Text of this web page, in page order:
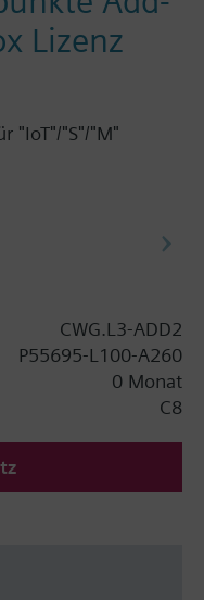
Lizenz
"IoT"/"S"/"M"
CWG.L3-ADD2
P55695-L100-A260
0 Monat
C8